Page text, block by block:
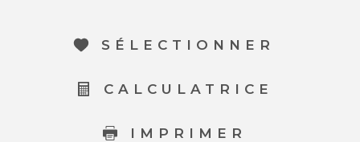
SÉLECTIONNER
CALCULATRICE
IMPRIMER